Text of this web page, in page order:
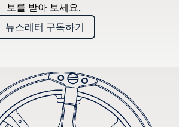
보를 받아 보세요.
뉴스레터 구독하기